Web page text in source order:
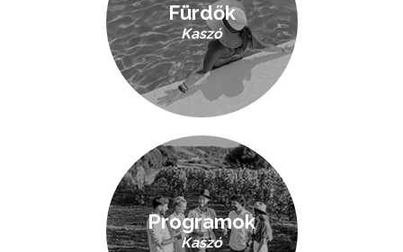
Fürdők
Kaszó
Programok
Kaszó